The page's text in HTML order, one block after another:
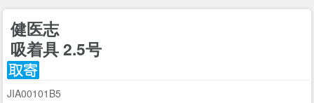
健医志
吸着具 2.5号
JIA00101B5